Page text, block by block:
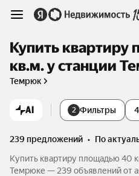
Купить
кв.м. у станции
Темрюк
AI 2 Фильтры
239 предложений •
по
Купить квартиру площадью 40
Темрюке — 239 объявлений от